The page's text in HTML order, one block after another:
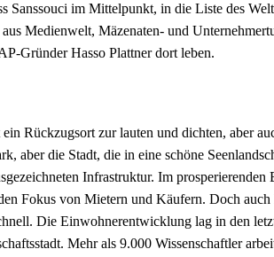
Sanssouci im Mittelpunkt, in die Liste des
Medienwelt, Mäzenaten- und
Gründer Hasso Plattner dort leben.
Rückzugsort zur lauten und dichten, aber
aber die Stadt, die in eine schöne
Infrastruktur. Im
Fokus von Mietern und Käufern. Doch auch
Die Einwohnerentwicklung lag in den
Mehr als 9.000 Wissenschaftler